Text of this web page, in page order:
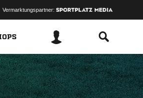
Vermarktungspartner: